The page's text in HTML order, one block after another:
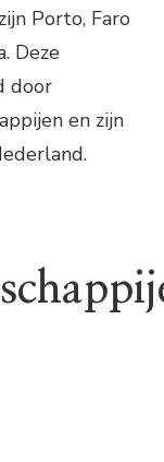
Porto, Faro
Deze
door
en zijn